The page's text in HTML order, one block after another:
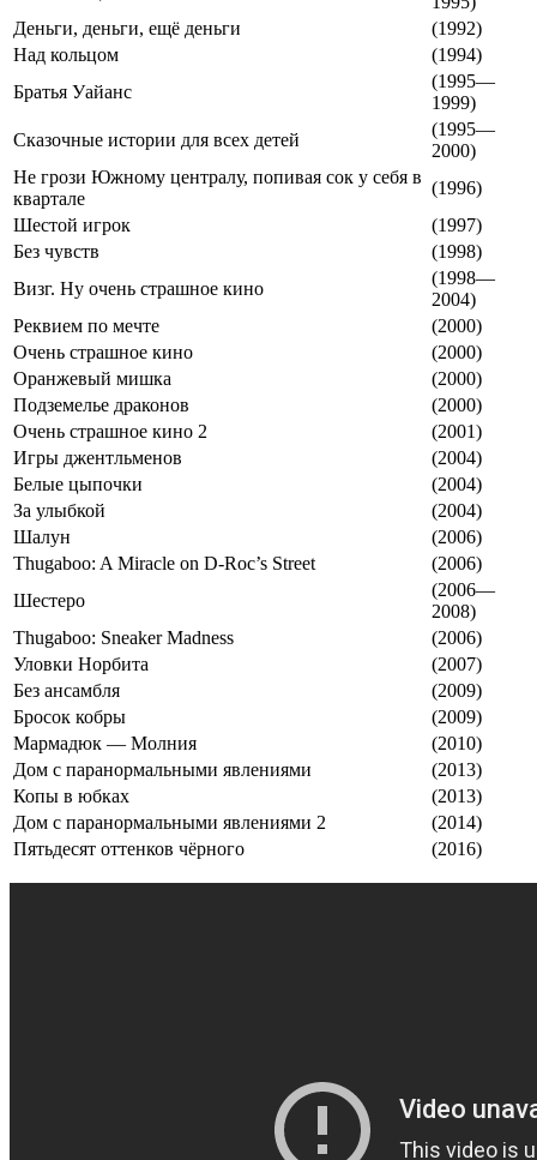
Деньги, деньги, ещё деньги
(1992)
Над кольцом
(1994)
Братья Уайанс
(1995—
1999)
Сказочные истории для всех детей
(1995—
2000)
Не грози Южному централу, попивая сок у себя в
квартале
(1996)
Шестой игрок
(1997)
Без чувств
(1998)
Визг. Ну очень страшное кино
(1998—
2004)
Реквием по мечте
(2000)
Очень страшное кино
(2000)
Оранжевый мишка
(2000)
Подземелье драконов
(2000)
Очень страшное кино 2
(2001)
Игры джентльменов
(2004)
Белые цыпочки
(2004)
За улыбкой
(2004)
Шалун
(2006)
Thugaboo: A Miracle on D-Roc’s Street
(2006)
Шестеро
(2006—
2008)
Thugaboo: Sneaker Madness
(2006)
Уловки Норбита
(2007)
Без ансамбля
(2009)
Бросок кобры
(2009)
Мармадюк — Молния
(2010)
Дом с паранормальными явлениями
(2013)
Копы в юбках
(2013)
Дом с паранормальными явлениями 2
(2014)
Пятьдесят оттенков чёрного
(2016)